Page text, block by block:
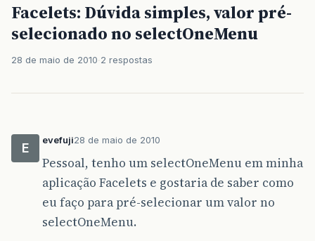
Facelets: Dúvida simples, valor pré-
selecionado no selectOneMenu
28 de maio de 2010 2 respostas
E
evefuji28 de maio de 2010
Pessoal, tenho um selectOneMenu em minha
aplicação Facelets e gostaria de saber como
eu faço para pré-selecionar um valor no
selectOneMenu.